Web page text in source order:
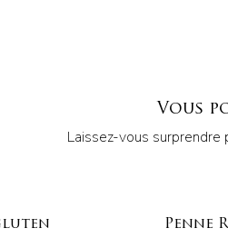
Vous
Laissez-vous
Penne